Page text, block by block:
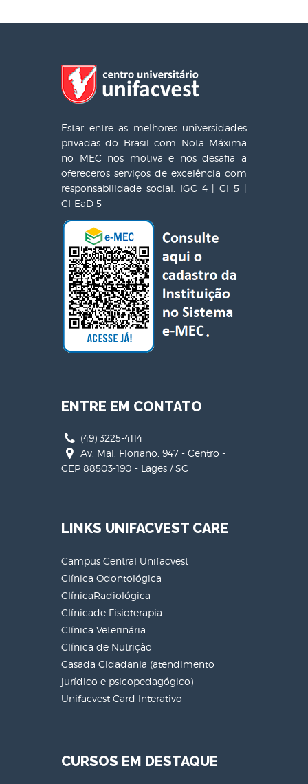
Estar entre as melhores universidades
privadas do Brasil com Nota Máxima
no MEC nos motiva e nos desafia a
ofereceros serviços de excelência com
responsabilidade social. IGC 4 | CI 5 |
CI-EaD 5
ENTRE EM CONTATO
(49) 3225-4114
Av. Mal. Floriano, 947 - Centro -
CEP 88503-190 - Lages / SC
LINKS UNIFACVEST CARE
Campus Central Unifacvest
Clínica Odontológica
ClínicaRadiológica
Clínicade Fisioterapia
Clínica Veterinária
Clínica de Nutrição
Casada Cidadania (atendimento
jurídico e psicopedagógico)
Unifacvest Card Interativo
CURSOS EM DESTAQUE